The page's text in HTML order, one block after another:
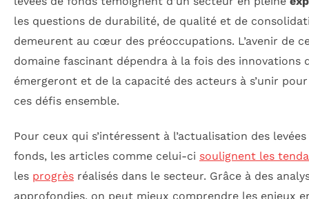
les questions de durabilité, de qualité et de
demeurent au cœur des préoccupations. L’avenir de
domaine fascinant dépendra à la fois des innovations
émergeront et de la capacité des acteurs à s’unir
ces défis ensemble.
Pour ceux qui s’intéressent à l’actualisation des levées
fonds, les articles comme celui-ci soulignent les
les progrès réalisés dans le secteur. Grâce à des
approfondies, on peut mieux comprendre les enjeux